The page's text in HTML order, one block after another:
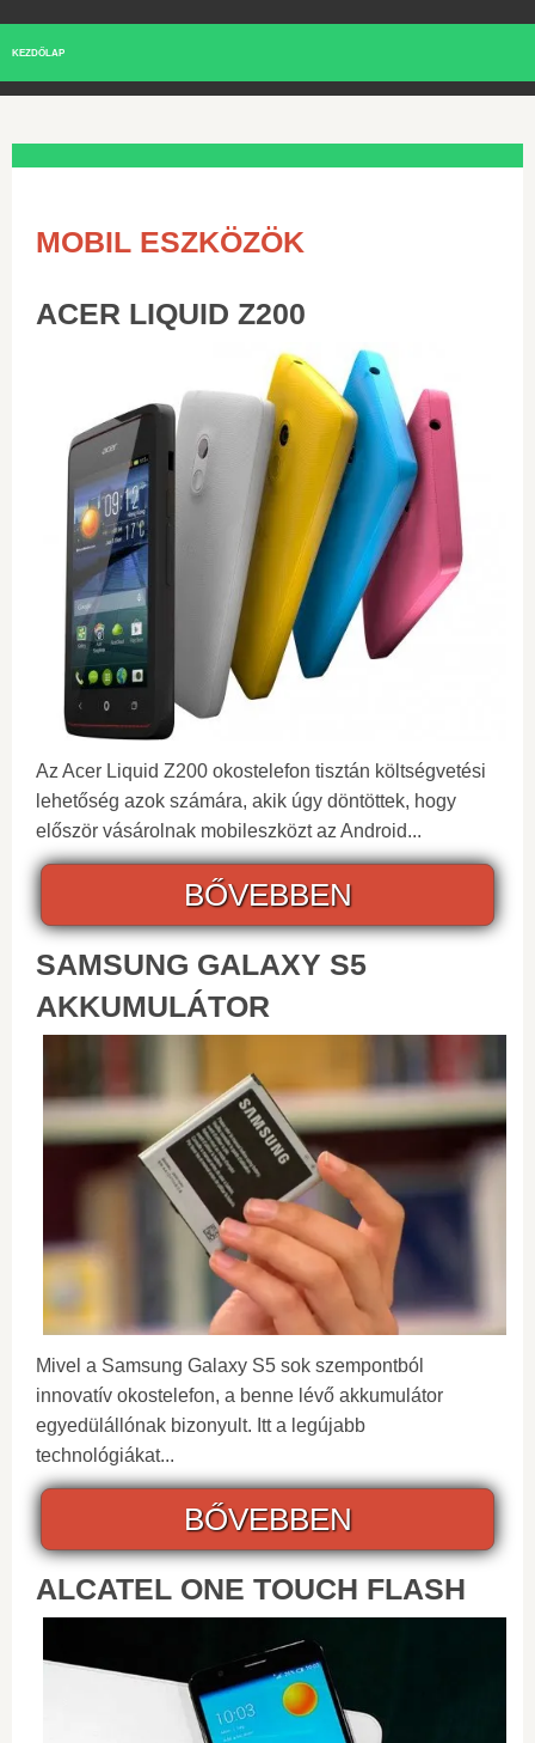
KEZDŐLAP
MOBIL ESZKÖZÖK
ACER LIQUID Z200
Az Acer Liquid Z200 okostelefon tisztán költségvetési
lehetőség azok számára, akik úgy döntöttek, hogy
először vásárolnak mobileszközt az Android...
BŐVEBBEN
SAMSUNG GALAXY S5
AKKUMULÁTOR
Mivel a Samsung Galaxy S5 sok szempontból
innovatív okostelefon, a benne lévő akkumulátor
egyedülállónak bizonyult. Itt a legújabb
technológiákat...
BŐVEBBEN
ALCATEL ONE TOUCH FLASH